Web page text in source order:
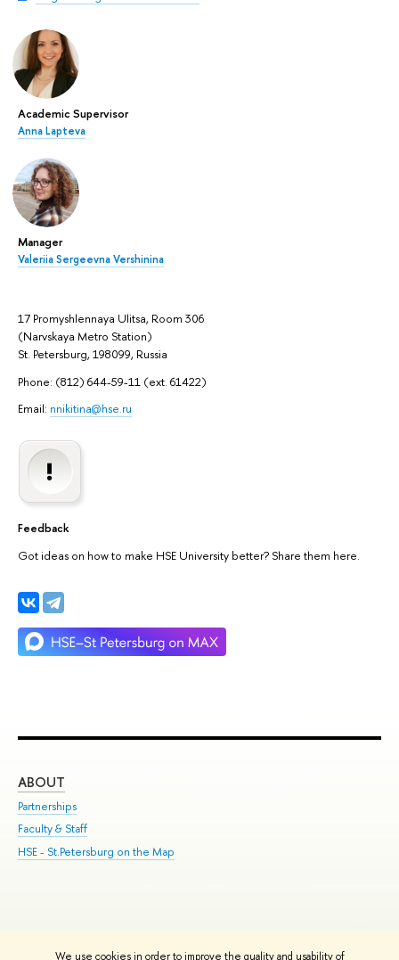
We use cookies in order to improve the quality and usability of
Academic Supervisor
Anna Lapteva
Manager
Valeriia Sergeevna Vershinina
17 Promyshlennaya Ulitsa, Room 306
(Narvskaya Metro Station)
St. Petersburg, 198099, Russia
Phone: (812) 644-59-11 (ext. 61422)
Email: nnikitina@hse.ru
Feedback
Got ideas on how to make HSE University better? Share them here.
ABOUT
Partnerships
Faculty & Staff
HSE - St.Petersburg on the Map